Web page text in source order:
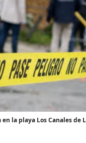
en la playa Los Canales de